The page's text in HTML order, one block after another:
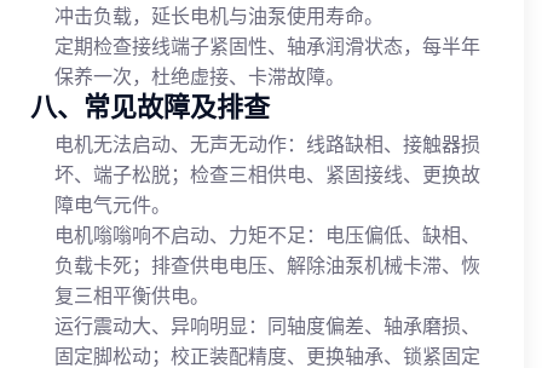
冲击负载，延长电机与油泵使用寿命。
定期检查接线端子紧固性、轴承润滑状态，每半年
保养一次，杜绝虚接、卡滞故障。
八、常见故障及排查
电机无法启动、无声无动作：线路缺相、接触器损
坏、端子松脱；检查三相供电、紧固接线、更换故
障电气元件。
电机嗡嗡响不启动、力矩不足：电压偏低、缺相、
负载卡死；排查供电电压、解除油泵机械卡滞、恢
复三相平衡供电。
运行震动大、异响明显：同轴度偏差、轴承磨损、
固定脚松动；校正装配精度、更换轴承、锁紧固定